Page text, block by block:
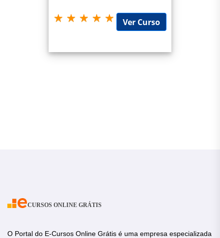
Ver Curso
CURSOS ONLINE GRÁTIS
O Portal do E-Cursos Online Grátis é uma empresa especializada